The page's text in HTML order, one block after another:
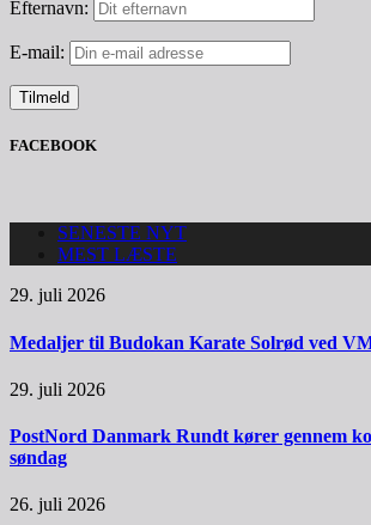
Efternavn:
E-mail:
FACEBOOK
SENESTE NYT
MEST LÆSTE
29. juli 2026
Medaljer til Budokan Karate Solrød ved
29. juli 2026
PostNord Danmark Rundt kører gennem
søndag
26. juli 2026